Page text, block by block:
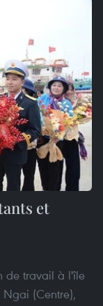
et
de travail à l'île
(Centre),